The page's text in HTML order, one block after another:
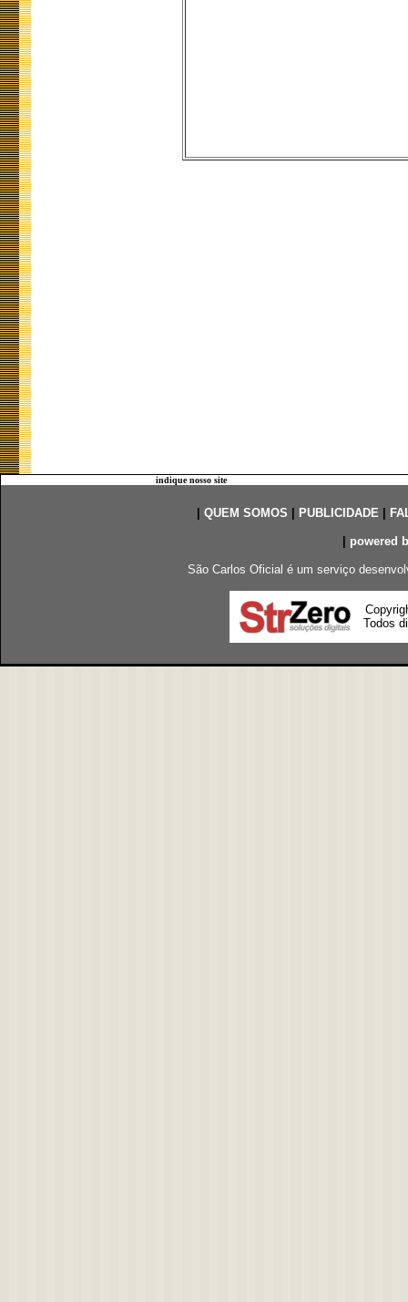
indique nosso site
QUEM SOMOS PUBLICIDADE|
powered
São Carlos Oficial é um serviço
Todos